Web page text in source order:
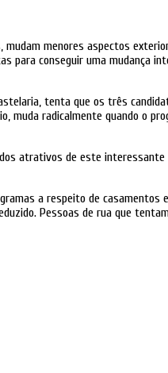
menores aspectos
para conseguir uma mudança
tenta que os três
radicalmente quando o
atrativos de este interessante
a respeito de
Pessoas de rua que